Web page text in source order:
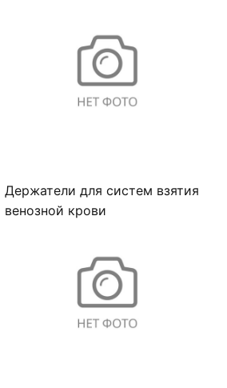
Держатели для систем взятия
венозной крови